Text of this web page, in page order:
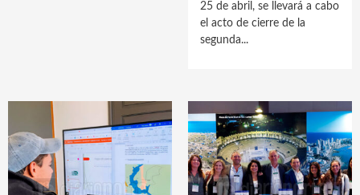
25 de abril, se llevará a cabo
el acto de cierre de la
segunda...